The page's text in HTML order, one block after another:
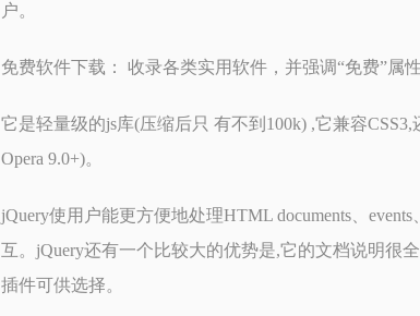
户。
免费软件下载： 收录各类实用软件，并强调“免费”属
它是轻量级的js库(压缩后只 有不到100k) ,它兼容CSS3,
Opera 9.0+)。
jQuery使用户能更方便地处理HTML documents、
互。jQuery还有一个比较大的优势是,它的文档说明很
插件可供选择。